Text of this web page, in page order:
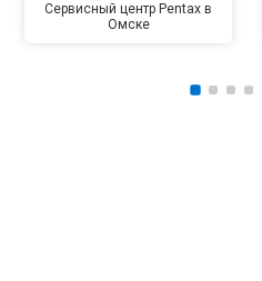
Сервисный центр Pentax в
Омске